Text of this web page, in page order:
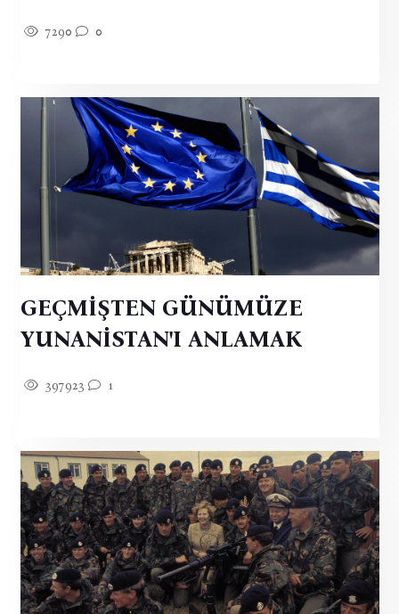
7290 0
GEÇMİŞTEN GÜNÜMÜZE
YUNANİSTAN'I ANLAMAK
397923 1